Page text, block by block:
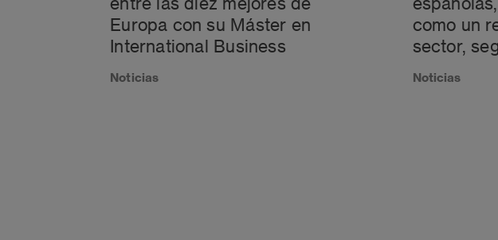
Europa con su Máster en
International Business
Noticias
como un
sector,
Noticias